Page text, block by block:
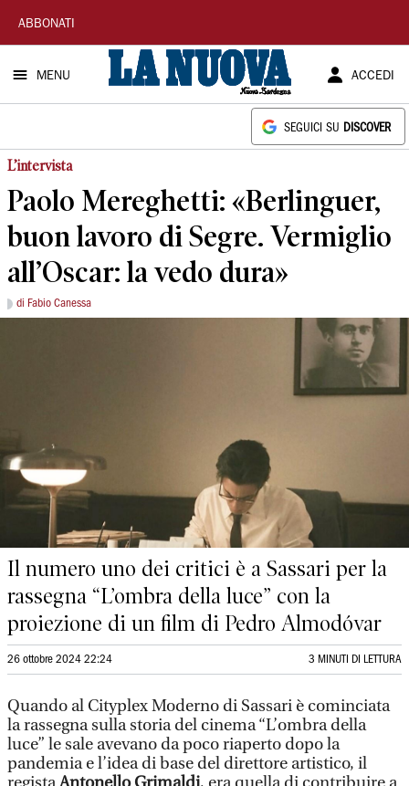
La
Nuova
Sardegna
ABBONATI
MENU ACCEDI
SEGUICI SU DISCOVER
L’intervista
Paolo Mereghetti: «Berlinguer,
buon lavoro di Segre. Vermiglio
all’Oscar: la vedo dura»
di Fabio Canessa
Il numero uno dei critici è a Sassari per la
rassegna “L’ombra della luce” con la
proiezione di un film di Pedro Almodóvar
26 ottobre 2024 22:24 3 MINUTI DI LETTURA
Quando al Cityplex Moderno di Sassari è cominciata
la rassegna sulla storia del cinema “L’ombra della
luce” le sale avevano da poco riaperto dopo la
pandemia e l’idea di base del direttore artistico, il